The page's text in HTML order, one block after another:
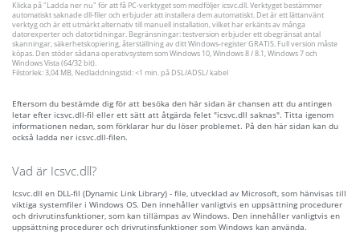
Klicka på"Ladda ner nu" för att få PC-verktyget som medföljer icsvc.dll. Verktyget bestämmer
automatiskt saknade dll-filer och erbjuder att installera dem automatiskt. Det är ett lättanvänt
verktyg och är ett utmärkt alternativ till manuell installation, vilket har erkänts av många
datorexperter och datortidningar. Begränsningar: testversion erbjuder ett obegränsat antal
skanningar, säkerhetskopiering, återställning av ditt Windows-register GRATIS. Full version måste
köpas. Den stöder sådana operativsystem som Windows 10, Windows 8 / 8.1, Windows 7 och
Windows Vista (64/32 bit).
Filstorlek: 3,04 MB, Nedladdningstid: <1 min. på DSL/ADSL/ kabel
Eftersom du bestämde dig för att besöka den här sidan är chansen att du antingen
letar efter icsvc.dll-fil eller ett sätt att åtgärda felet "icsvc.dll saknas". Titta igenom
informationen nedan, som förklarar hur du löser problemet. På den här sidan kan du
också ladda ner icsvc.dll-filen.
Vad är Icsvc.dll?
Icsvc.dll en DLL-fil (Dynamic Link Library) - file, utvecklad av Microsoft, som hänvisas till
viktiga systemfiler i Windows OS. Den innehåller vanligtvis en uppsättning procedurer
och drivrutinsfunktioner, som kan tillämpas av Windows. Den innehåller vanligtvis en
uppsättning procedurer och drivrutinsfunktioner som Windows kan använda.